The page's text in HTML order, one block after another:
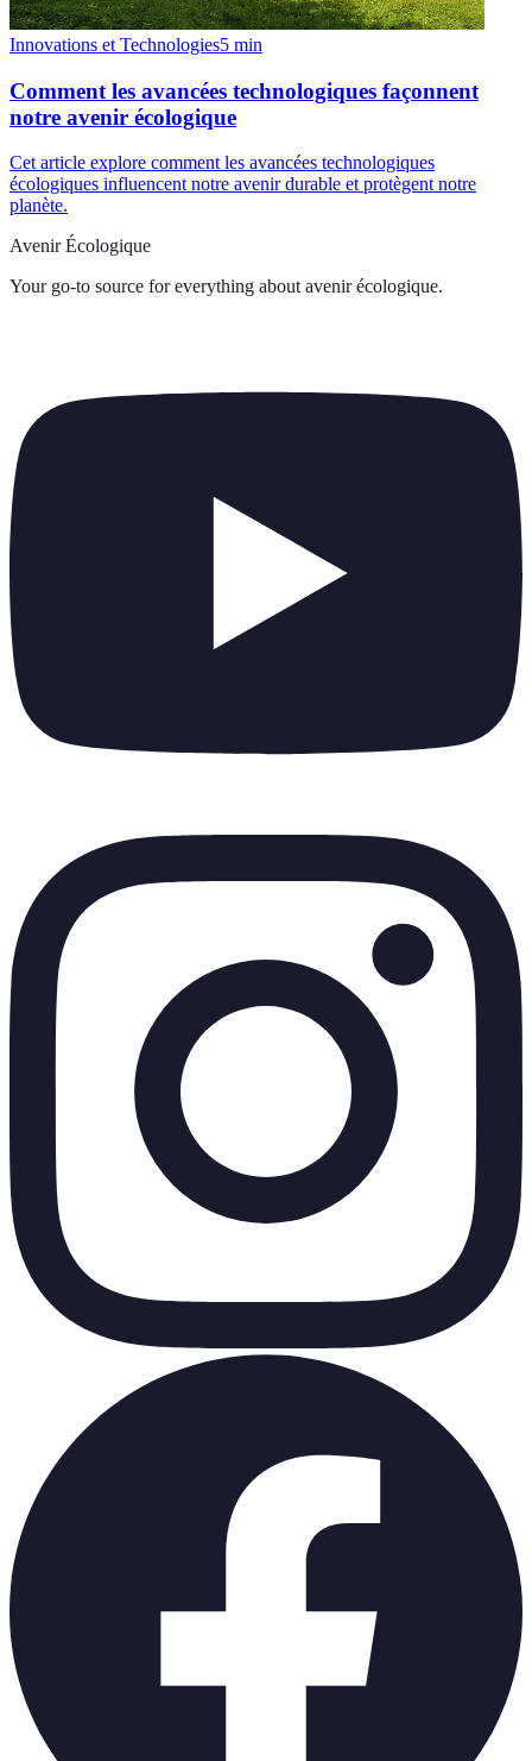
Innovations et Technologies5 min
Comment les avancées technologiques façonnent
notre avenir écologique
Cet article explore comment les avancées technologiques
écologiques influencent notre avenir durable et protègent notre
planète.
Avenir Écologique
Your go-to source for everything about avenir écologique.